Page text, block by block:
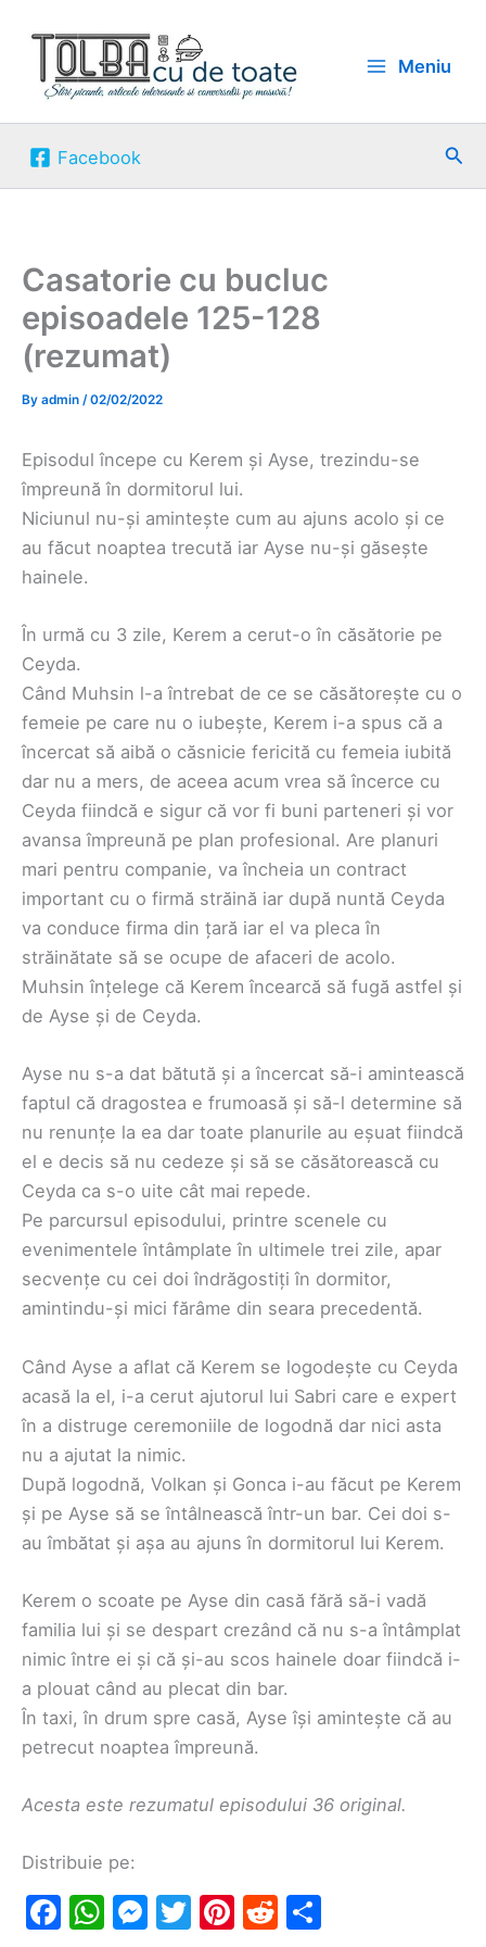
content
Meniu
Facebook
Casatorie cu bucluc
episoadele 125-128
(rezumat)
By admin /02/02/2022
Episodul începe cu Kerem și Ayse, trezindu-se
împreună în dormitorul lui.
Niciunul nu-și amintește cum au ajuns acolo și ce
au făcut noaptea trecută iar Ayse nu-și găsește
hainele.
În urmă cu 3 zile, Kerem a cerut-o în căsătorie pe
Ceyda.
Când Muhsin l-a întrebat de ce se căsătorește cu o
femeie pe care nu o iubește, Kerem i-a spus că a
încercat să aibă o căsnicie fericită cu femeia iubită
dar nu a mers, de aceea acum vrea să încerce cu
Ceyda fiindcă e sigur că vor fi buni parteneri și vor
avansa împreună pe plan profesional. Are planuri
mari pentru companie, va încheia un contract
important cu o firmă străină iar după nuntă Ceyda
va conduce firma din țară iar el va pleca în
străinătate să se ocupe de afaceri de acolo.
Muhsin înțelege că Kerem încearcă să fugă astfel și
de Ayse și de Ceyda.
Ayse nu s-a dat bătută și a încercat să-i amintească
faptul că dragostea e frumoasă și să-l determine să
nu renunțe la ea dar toate planurile au eșuat fiindcă
el e decis să nu cedeze și să se căsătorească cu
Ceyda ca s-o uite cât mai repede.
Pe parcursul episodului, printre scenele cu
evenimentele întâmplate în ultimele trei zile, apar
secvențe cu cei doi îndrăgostiți în dormitor,
amintindu-și mici fărâme din seara precedentă.
Când Ayse a aflat că Kerem se logodește cu Ceyda
acasă la el, i-a cerut ajutorul lui Sabri care e expert
în a distruge ceremoniile de logodnă dar nici asta
nu a ajutat la nimic.
După logodnă, Volkan și Gonca i-au făcut pe Kerem
și pe Ayse să se întâlnească într-un bar. Cei doi s-
au îmbătat și așa au ajuns în dormitorul lui Kerem.
Kerem o scoate pe Ayse din casă fără să-i vadă
familia lui și se despart crezând că nu s-a întâmplat
nimic între ei și că și-au scos hainele doar fiindcă i-
a plouat când au plecat din bar.
În taxi, în drum spre casă, Ayse își amintește că au
petrecut noaptea împreună.
Acesta este rezumatul episodului 36 original.
Distribuie pe:
F
W M T
Pi R